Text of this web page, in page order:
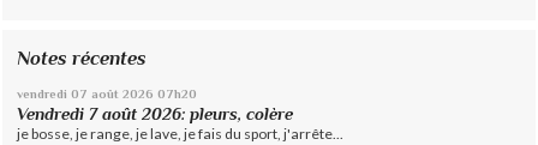
Notes récentes
vendredi 07 août 2026 07h20
Vendredi 7 août 2026: pleurs, colère
je bosse, je range, je lave, je fais du sport, j'arrête...